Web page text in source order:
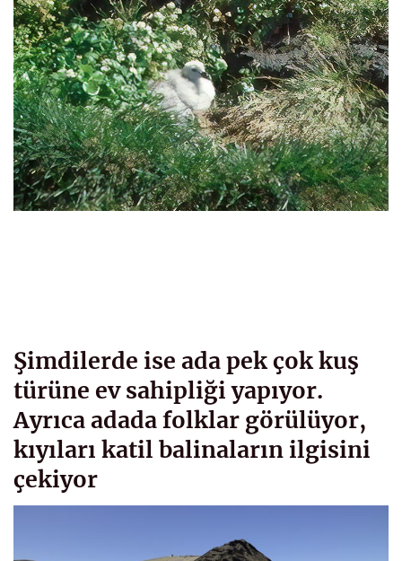
Şimdilerde ise ada pek çok kuş
türüne ev sahipliği yapıyor.
Ayrıca adada folklar görülüyor,
kıyıları katil balinaların ilgisini
çekiyor